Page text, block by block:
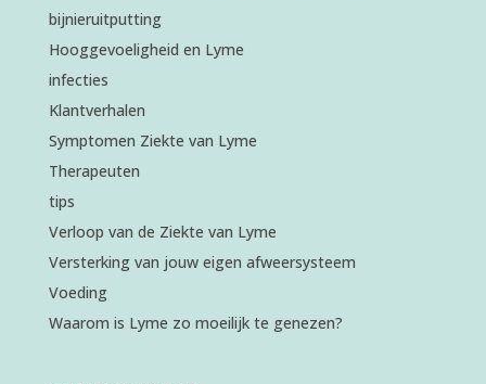
bijnieruitputting
Hooggevoeligheid en Lyme
infecties
Klantverhalen
Symptomen Ziekte van Lyme
Therapeuten
tips
Verloop van de Ziekte van Lyme
Versterking van jouw eigen afweersysteem
Voeding
Waarom is Lyme zo moeilijk te genezen?